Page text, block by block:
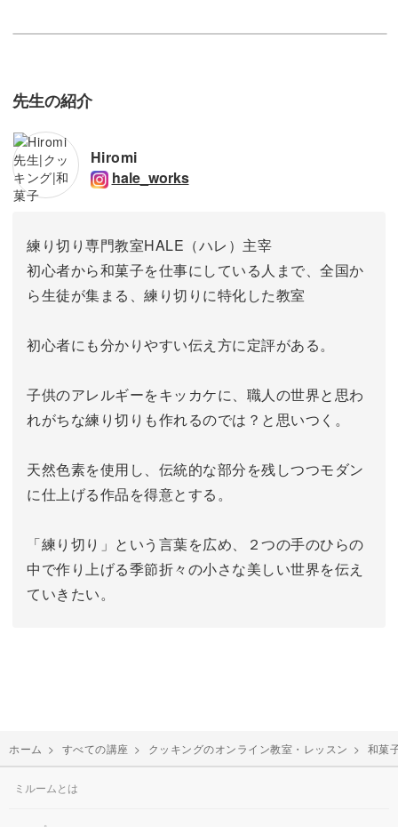
先生の紹介
Hiromi
hale_works
練り切り専門教室HALE（ハレ）主宰
初心者から和菓子を仕事にしている人まで、全国か
ら生徒が集まる、練り切りに特化した教室
初心者にも分かりやすい伝え方に定評がある。
子供のアレルギーをキッカケに、職人の世界と思わ
れがちな練り切りも作れるのでは？と思いつく。
天然色素を使用し、伝統的な部分を残しつつモダン
に仕上げる作品を得意とする。
「練り切り」という言葉を広め、２つの手のひらの
中で作り上げる季節折々の小さな美しい世界を伝え
ていきたい。
ホーム > すべての講座 > クッキングのオンライン教室・レッスン > 和菓
ミルームとは